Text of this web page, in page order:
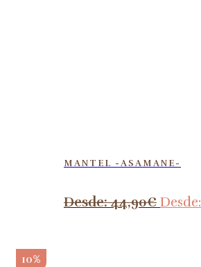
MANTEL -ASAMANE-
Desde:44,90€ Desde:
10%